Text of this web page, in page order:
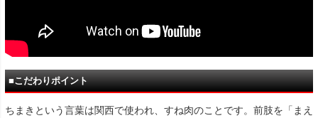
■こだわりポイント
ちまきという言葉は関西で使われ、すね肉のことです。前肢を「まえ